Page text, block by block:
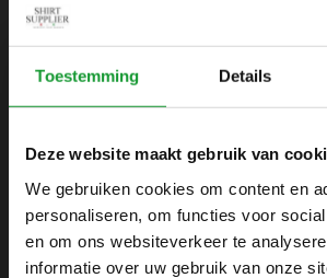
Toestemming Details
Deze website maakt gebruik van
We gebruiken cookies om content en
personaliseren, om functies voor
en om ons websiteverkeer te
informatie over uw gebruik van onze
SHIRTSUPPLIER.NL
Webshop voor
Zijlijnstraat 24
1433 DC